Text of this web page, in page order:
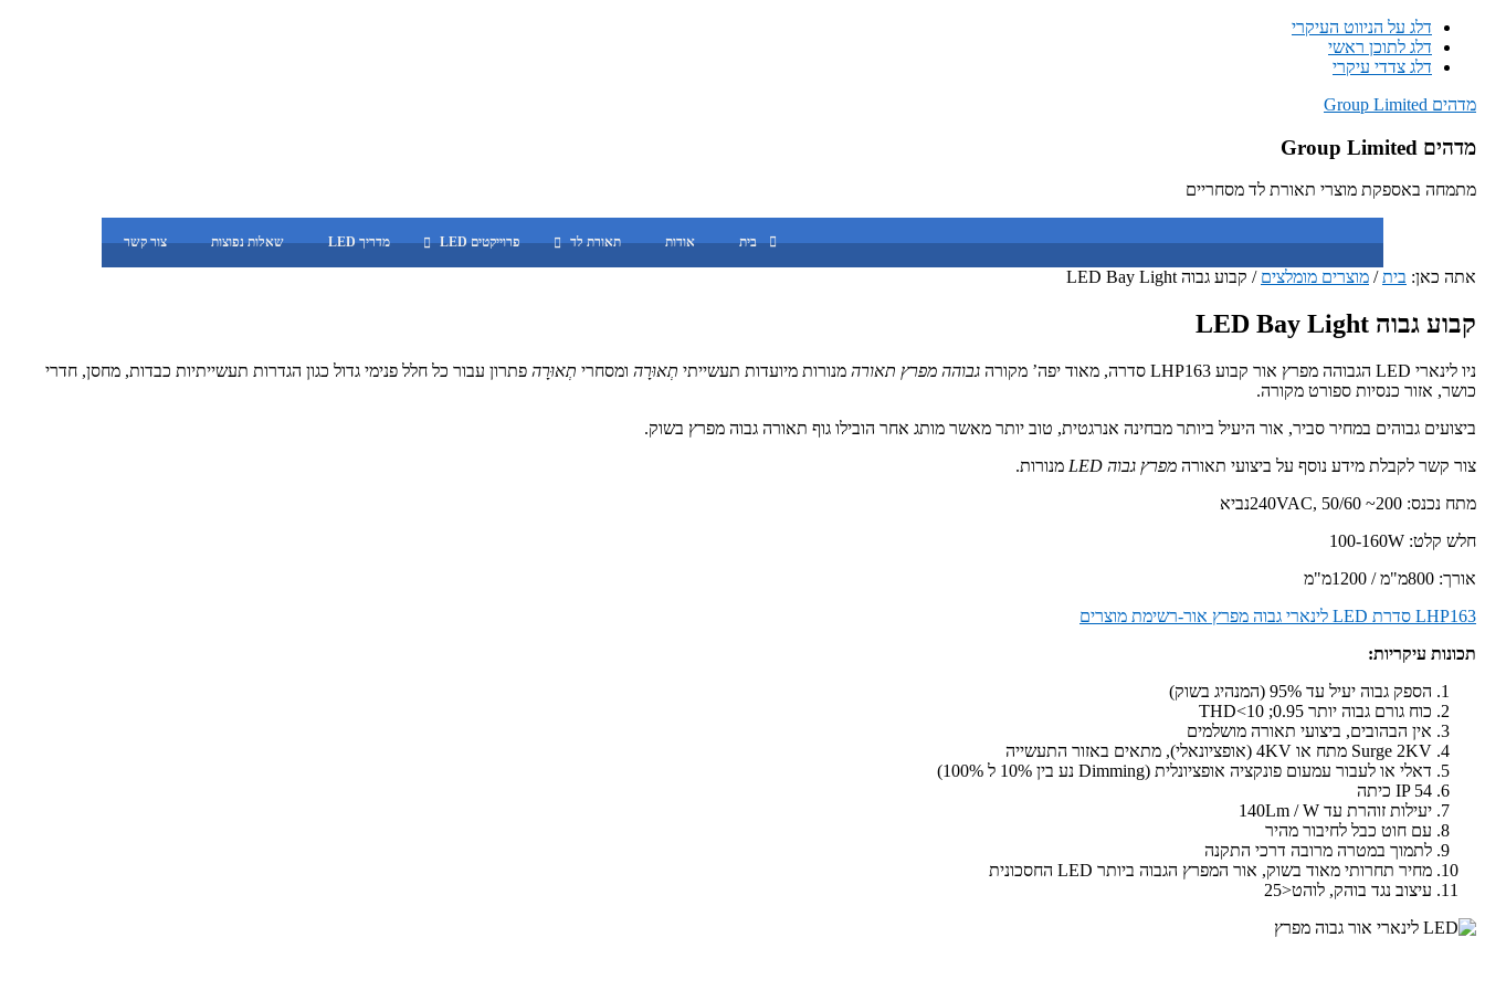
דלג על הניווט העיקרי
דלג לתוכן ראשי
דלג צדדי עיקרי
מדהים Group Limited
מדהים Group Limited
מתמחה באספקת מוצרי תאורת לד מסחריים
בית אודות תאורת לד פרוייקטים LED מדריך LED שאלות נפוצות צור קשר
אתה כאן: בית / מוצרים מומלצים / קבוע גבוה LED Bay Light
קבוע גבוה LED Bay Light
ניו לינארי LED הגבוהה מפרץ אור קבוע LHP163 סדרה, מאוד יפה’ מקורה גבוהה מפרץ תאורה מנורות מיועדות תעשייתי תְאוּרָה ומסחרי תְאוּרָה פתרון עבור כל חלל פנימי גדול כגון הגדרות תעשייתיות כבדות, מחסן, חדרי
כושר, אזור כנסיות ספורט מקורה.
ביצועים גבוהים במחיר סביר, אור היעיל ביותר מבחינה אנרגטית, טוב יותר מאשר מותג אחר הובילו גוף תאורה גבוה מפרץ בשוק.
צור קשר לקבלת מידע נוסף על ביצועי תאורה מפרץ גבוה LED
מנורות.
מתח נכנס: 200~ 240VAC, 50/60נביא
חלש קלט: 100-160W
אורך: 800מ"מ / 1200מ"מ
LHP163 סדרת LED לינארי גבוה מפרץ אור-רשימת מוצרים
תכונות עיקריות:
הספק גבוה יעיל עד 95% (המנהיג בשוק)
כוח גורם גבוה יותר 0.95; THD<10
אין הבהובים, ביצועי תאורה מושלמים
Surge 2KV מתח או 4KV (אופציונאלי), מתאים באזור התעשייה
דאלי או לעבור עמעום פונקציה אופציונלית (Dimming נע בין 10% ל 100%)
IP 54 כיתה
יעילות זוהרת עד 140Lm / W
עם חוט כבל לחיבור מהיר
לתמוך במטרה מרובה דרכי התקנה
מחיר תחרותי מאוד בשוק, אור המפרץ הגבוה ביותר LED החסכונית
עיצוב נגד בוהק, לוהט<25